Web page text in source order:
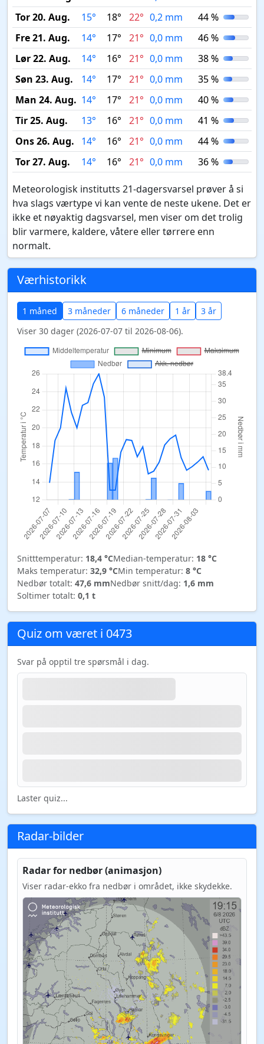
Tor 20. Aug.
15° 18° 22° 0,2 mm
44 %
Fre 21. Aug.
14° 17° 21° 0,0 mm
46 %
Lør 22. Aug.
14° 16° 21° 0,0 mm
38 %
Søn 23. Aug.
14° 17° 21° 0,0 mm
35 %
Man 24. Aug. 14° 17° 21° 0,0 mm
40 %
Tir 25. Aug.
13° 16° 21° 0,0 mm
41 %
Ons 26. Aug.
14° 16° 21° 0,0 mm
44 %
Tor 27. Aug.
14° 16° 21° 0,0 mm 36 %
Meteorologisk institutts 21-dagersvarsel prøver å si
hva slags værtype vi kan vente de neste ukene. Det er
ikke et nøyaktig dagsvarsel, men viser om det trolig
blir varmere, kaldere, våtere eller tørrere enn
normalt.
Værhistorikk
1 måned 3 måneder 6 måneder 1 år
3 år
Viser 30 dager (2026-07-07 til 2026-08-06).
Snitttemperatur: 18,4 °CMedian-temperatur: 18 °C
Maks temperatur: 32,9 °CMin temperatur: 8 °C
Nedbør totalt: 47,6 mmNedbør snitt/dag: 1,6 mm
Soltimer totalt: 0,1 t
Quiz om været i 0473
Svar på opptil tre spørsmål i dag.
Laster quiz...
Radar-bilder
Radar for nedbør (animasjon)
Viser radar-ekko fra nedbør i området, ikke skydekke.